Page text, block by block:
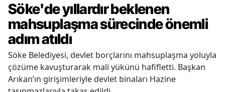
Söke'de yıllardır beklenen
mahsuplaşma sürecinde önemli
adım atıldı
Söke Belediyesi, devlet borçlarını mahsuplaşma yoluyla
çözüme kavuşturarak mali yükünü hafifletti. Başkan
Arıkan’ın girişimleriyle devlet binaları Hazine